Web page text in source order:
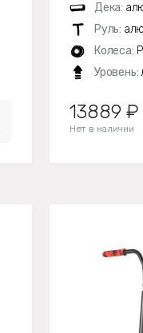
Дека:
Руль:
Колеса:
Уровень:
13889 ₽
Нет в наличии